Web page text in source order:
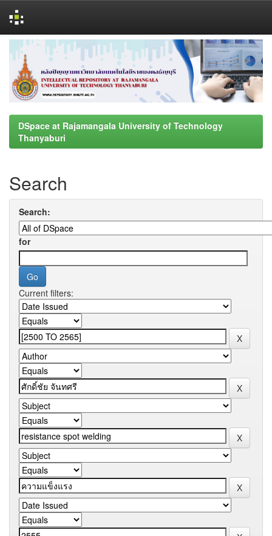
navigation
DSpace at Rajamangala University of Technology
Thanyaburi
Search
Search:
for
Current filters: